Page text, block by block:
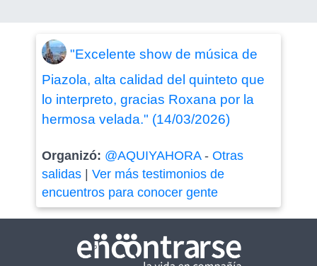
"Excelente show de música de
Piazola, alta calidad del quinteto que
lo interpreto, gracias Roxana por la
hermosa velada." (14/03/2026)
Organizó: @AQUIYAHORA- Otras
salidas| Ver más testimonios de
encuentros para conocer gente